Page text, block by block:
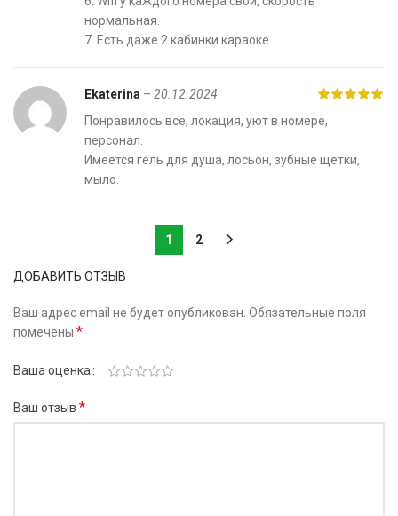
нормальная.
7. Есть даже 2 кабинки караоке.
Ekaterina – 20.12.2024
Понравилось все, локация, уют в номере,
персонал.
Имеется гель для душа, лосьон, зубные щетки,
мыло.
1 2
ДОБАВИТЬ ОТЗЫВ
Ваш адрес email не будет опубликован. Обязательные поля
помечены *
Ваша оценка
Ваш отзыв *